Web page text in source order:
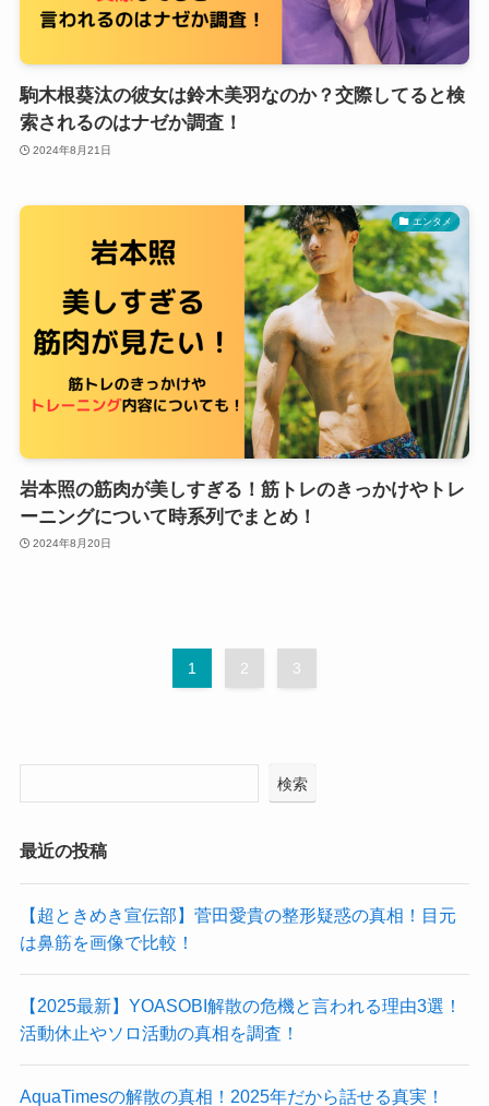
駒木根葵汰の彼女は鈴木美羽なのか？交際してると検
索されるのはナゼか調査！
2024年8月21日
エンタメ
岩本照の筋肉が美しすぎる！筋トレのきっかけやトレ
ーニングについて時系列でまとめ！
2024年8月20日
1 2 3
検索
最近の投稿
【超ときめき宣伝部】菅田愛貴の整形疑惑の真相！目元
は鼻筋を画像で比較！
【2025最新】YOASOBI解散の危機と言われる理由3選！
活動休止やソロ活動の真相を調査！
AquaTimesの解散の真相！2025年だから話せる真実！